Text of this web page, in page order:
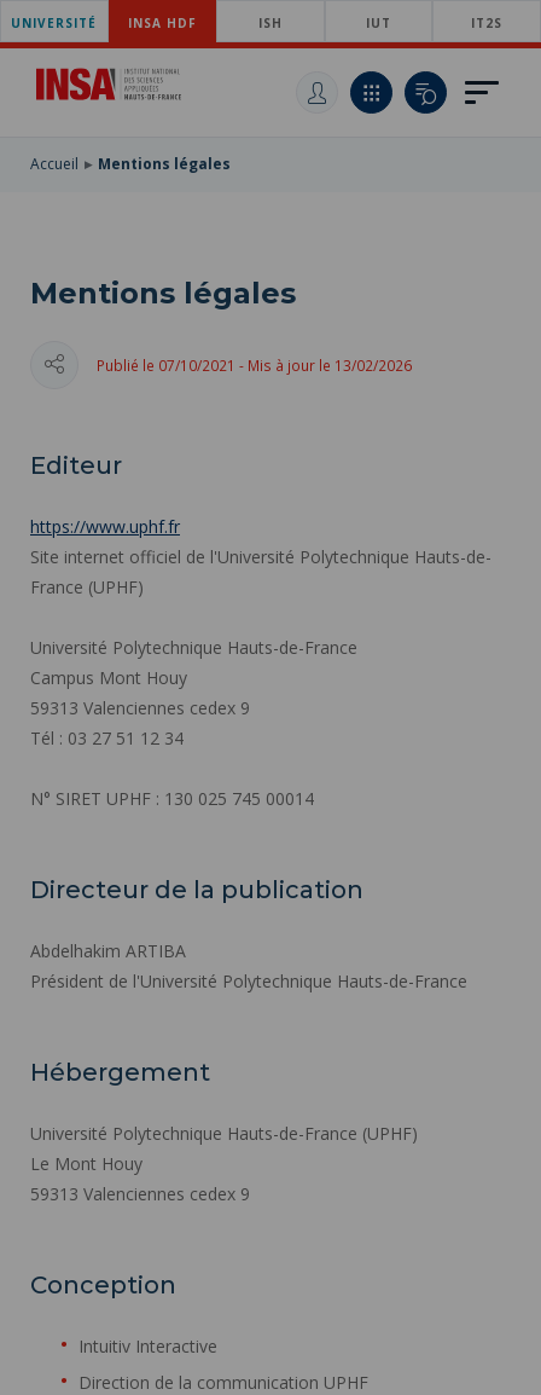
ACCÉDER
AU
MENU
PRINCIPAL
ALLER
CONTENU
ACCÉDER
RECHERCHE
UNIVERSITÉ INSA HDF ISH IUT IT2S
Accueil Mentions légales
Mentions légales
Publié le 07/10/2021 - Mis à jour le 13/02/2026
Editeur
https://www.uphf.fr
Site internet officiel de l'Université Polytechnique Hauts-de-
France (UPHF)
Université Polytechnique Hauts-de-France
Campus Mont Houy
59313 Valenciennes cedex 9
Tél : 03 27 51 12 34
N° SIRET UPHF : 130 025 745 00014
Directeur de la publication
Abdelhakim ARTIBA
Président de l'Université Polytechnique Hauts-de-France
Hébergement
Université Polytechnique Hauts-de-France (UPHF)
Le Mont Houy
59313 Valenciennes cedex 9
Conception
Intuitiv Interactive
Direction de la communication UPHF